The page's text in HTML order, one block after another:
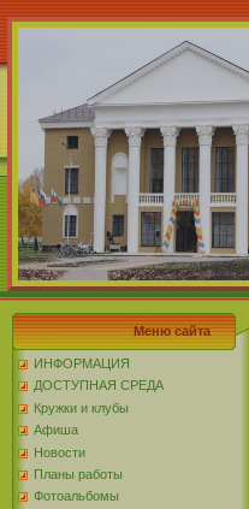
Меню сайта
ИНФОРМАЦИЯ
ДОСТУПНАЯ СРЕДА
Кружки и клубы
Афиша
Новости
Планы работы
Фотоальбомы